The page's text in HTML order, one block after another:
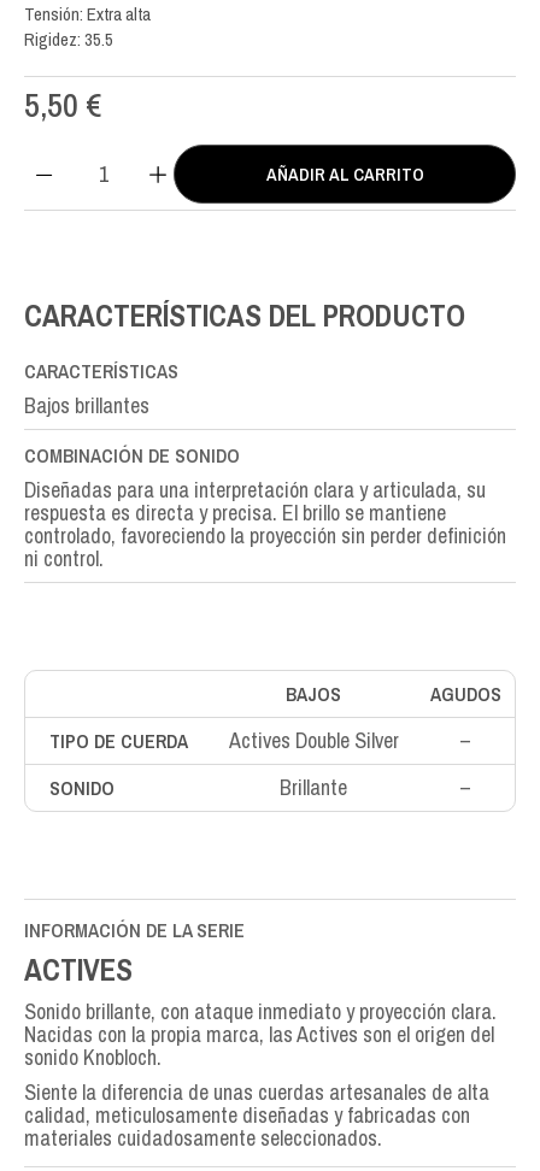
Tensión: Extra alta
Rigidez: 35.5
5,50 €
Double
6th
AÑADIR AL CARRITO
CARACTERÍSTICAS DEL PRODUCTO
CARACTERÍSTICAS
Bajos brillantes
COMBINACIÓN DE SONIDO
Diseñadas para una interpretación clara y articulada, su
respuesta es directa y precisa. El brillo se mantiene
controlado, favoreciendo la proyección sin perder definición
ni control.
BAJOS
AGUDOS
TIPO DE CUERDA
Actives Double Silver –
SONIDO Brillante –
INFORMACIÓN DE LA SERIE
ACTIVES
Sonido brillante, con ataque inmediato y proyección clara.
Nacidas con la propia marca, las Actives son el origen del
sonido Knobloch.
Siente la diferencia de unas cuerdas artesanales de alta
calidad, meticulosamente diseñadas y fabricadas con
materiales cuidadosamente seleccionados.